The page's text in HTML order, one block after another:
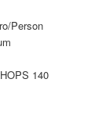
Person
140